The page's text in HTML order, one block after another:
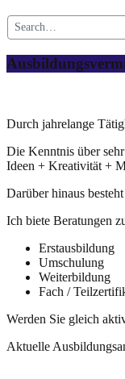
Durch jahrelange
Die Kenntnis über
Ideen + Kreativität +
Darüber hinaus
Ich biete Beratungen
Erstausbildung
Umschulung
Weiterbildung
Fach /
Werden Sie gleich
Aktuelle